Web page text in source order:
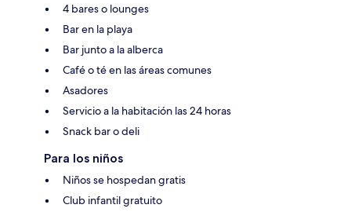
4 bares o lounges
Bar en la playa
Bar junto a la alberca
Café o té en las áreas comunes
Asadores
Servicio a la habitación las 24 horas
Snack bar o deli
Para los niños
Niños se hospedan gratis
Club infantil gratuito